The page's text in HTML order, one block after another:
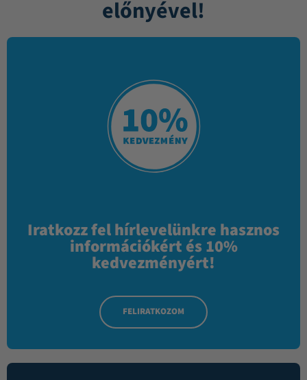
előnyével!
Iratkozz fel hírlevelünkre hasznos
információkért és 10%
kedvezményért!
FELIRATKOZOM